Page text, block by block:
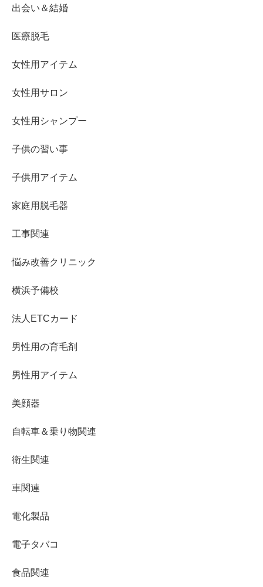
出会い＆結婚
医療脱毛
女性用アイテム
女性用サロン
女性用シャンプー
子供の習い事
子供用アイテム
家庭用脱毛器
工事関連
悩み改善クリニック
横浜予備校
法人ETCカード
男性用の育毛剤
男性用アイテム
美顔器
自転車＆乗り物関連
衛生関連
車関連
電化製品
電子タバコ
食品関連